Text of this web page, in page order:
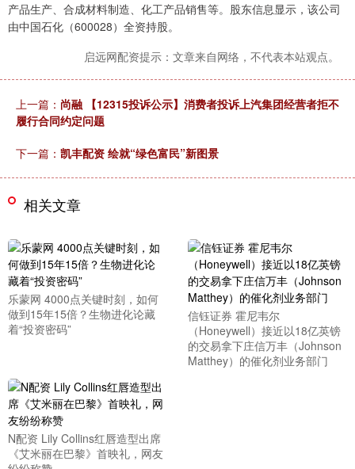
产品生产、合成材料制造、化工产品销售等。股东信息显示，该公司
由中国石化（600028）全资持股。
启远网配资提示：文章来自网络，不代表本站观点。
上一篇： 尚融 【12315投诉公示】消费者投诉上汽集团经营者拒不
履行合同约定问题
下一篇： 凯丰配资 绘就“绿色富民”新图景
相关文章
乐蒙网 4000点关键时刻，如何
做到15年15倍？生物进化论藏
着“投资密码”
信钰证券 霍尼韦尔
（Honeywell）接近以18亿英镑
的交易拿下庄信万丰（Johnson
Matthey）的催化剂业务部门
N配资 Lily Collins红唇造型出席
《艾米丽在巴黎》首映礼，网友